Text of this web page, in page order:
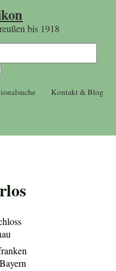
bis 1918
Kontakt & Blog